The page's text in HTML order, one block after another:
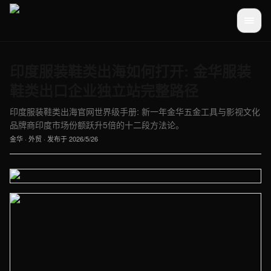
印度服装鞋类出海官网世界级手册: 新一年金华五金工具与影视文化
品牌商印度市场份额跃升5倍的十二段方法论。
金华 · 外贸 · 发布于2026/5/26